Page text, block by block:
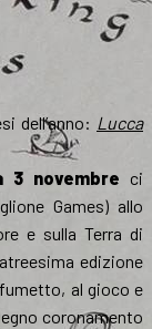
dell’anno: Lucca
3 novembre ci
Games) allo
e sulla Terra di
edizione
al gioco e
coronamento